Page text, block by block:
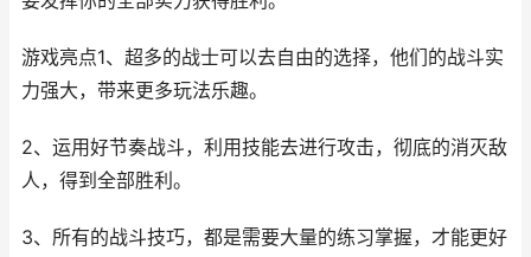
游戏亮点1、超多的战士可以去自由的选择，他们的战斗实
力强大，带来更多玩法乐趣。
2、运用好节奏战斗，利用技能去进行攻击，彻底的消灭敌
人，得到全部胜利。
3、所有的战斗技巧，都是需要大量的练习掌握，才能更好